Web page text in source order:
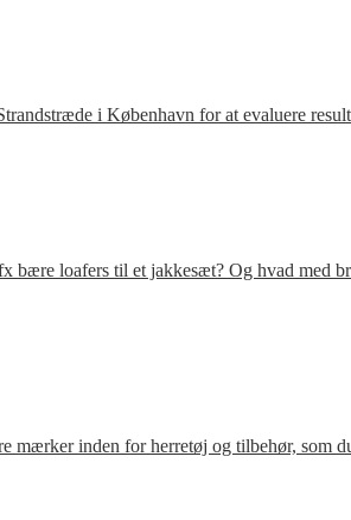
i København for at evaluere
bære loafers til et jakkesæt? Og hvad med
mærker inden for herretøj og tilbehør, som